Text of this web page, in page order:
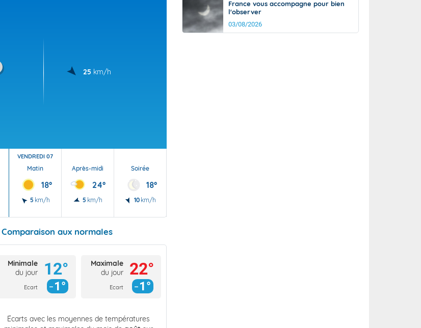
25 km/h
VENDREDI 07
Matin
18°
5 km/h
Après-midi
24°
5 km/h
Soirée
18°
10 km/h
Comparaison aux normales
Minimale
du jour
Ecart
12°
1°
Maximale
du jour
Ecart
22°
1°
Écarts avec les moyennes de températures
France vous accompagne pour bien
l'observer
03/08/2026